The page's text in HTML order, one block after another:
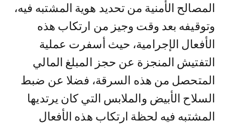
المصالح الأمنية من تحديد هوية المشتبه فيه،
وتوقيفه بعد وقت وجيز من ارتكاب هذه
الأفعال الإجرامية، حيث أسفرت عملية
التفتيش المنجزة عن حجز المبلغ المالي
المتحصل من هذه السرقة، فضلا عن ضبط
السلاح الأبيض والملابس التي كان يرتديها
المشتبه فيه لحظة ارتكاب هذه الأفعال